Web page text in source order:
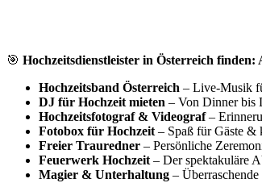
🎯 Hochzeitsdienstleister in Österreich finden:
Hochzeitsband Österreich – Live-Musik
DJ für Hochzeit mieten – Von Dinner bis
Hochzeitsfotograf & Videograf–
Fotobox für Hochzeit – Spaß für Gäste &
Freier Trauredner – Persönliche
Feuerwerk Hochzeit – Der spektakuläre
Magier & Unterhaltung –